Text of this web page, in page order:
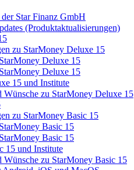
Star Finanz GmbH
(Produktaktualisierungen)
zu StarMoney Deluxe 15
Deluxe 15
Deluxe 15
15 und Institute
zu StarMoney Deluxe 15
zu StarMoney Basic 15
Basic 15
Basic 15
15 und Institute
zu StarMoney Basic 15